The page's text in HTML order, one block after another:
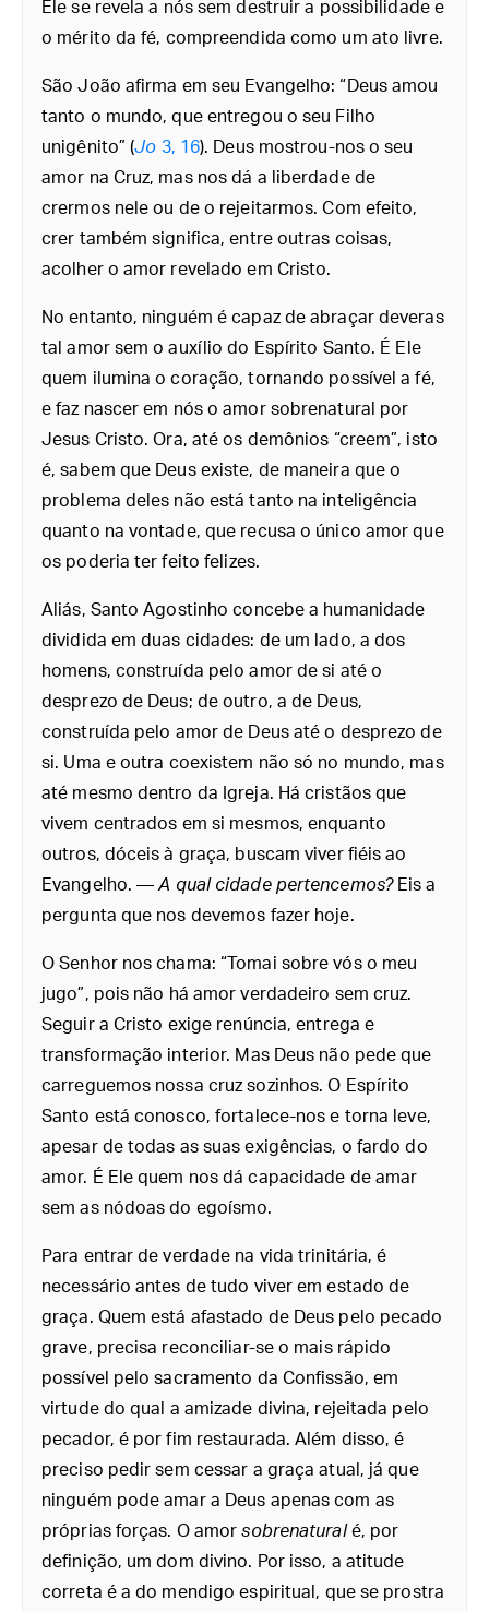
Ele se revela a nós sem destruir a possibilidade e
o mérito da fé, compreendida como um ato livre.
São João afirma em seu Evangelho: “Deus amou
tanto o mundo, que entregou o seu Filho
unigênito” (Jo 3, 16). Deus mostrou-nos o seu
amor na Cruz, mas nos dá a liberdade de
crermos nele ou de o rejeitarmos. Com efeito,
crer também significa, entre outras coisas,
acolher o amor revelado em Cristo.
No entanto, ninguém é capaz de abraçar deveras
tal amor sem o auxílio do Espírito Santo. É Ele
quem ilumina o coração, tornando possível a fé,
e faz nascer em nós o amor sobrenatural por
Jesus Cristo. Ora, até os demônios “creem”, isto
é, sabem que Deus existe, de maneira que o
problema deles não está tanto na inteligência
quanto na vontade, que recusa o único amor que
os poderia ter feito felizes.
Aliás, Santo Agostinho concebe a humanidade
dividida em duas cidades: de um lado, a dos
homens, construída pelo amor de si até o
desprezo de Deus; de outro, a de Deus,
construída pelo amor de Deus até o desprezo de
si. Uma e outra coexistem não só no mundo, mas
até mesmo dentro da Igreja. Há cristãos que
vivem centrados em si mesmos, enquanto
outros, dóceis à graça, buscam viver fiéis ao
Evangelho. —A qual cidade pertencemos?Eis a
pergunta que nos devemos fazer hoje.
O Senhor nos chama: “Tomai sobre vós o meu
jugo”, pois não há amor verdadeiro sem cruz.
Seguir a Cristo exige renúncia, entrega e
transformação interior. Mas Deus não pede que
carreguemos nossa cruz sozinhos. O Espírito
Santo está conosco, fortalece-nos e torna leve,
apesar de todas as suas exigências, o fardo do
amor. É Ele quem nos dá capacidade de amar
sem as nódoas do egoísmo.
Para entrar de verdade na vida trinitária, é
necessário antes de tudo viver em estado de
graça. Quem está afastado de Deus pelo pecado
grave, precisa reconciliar-se o mais rápido
possível pelo sacramento da Confissão, em
virtude do qual a amizade divina, rejeitada pelo
pecador, é por fim restaurada. Além disso, é
preciso pedir sem cessar a graça atual, já que
ninguém pode amar a Deus apenas com as
próprias forças. O amorsobrenaturalé, por
definição, um dom divino. Por isso, a atitude
correta é a do mendigo espiritual, que se prostra